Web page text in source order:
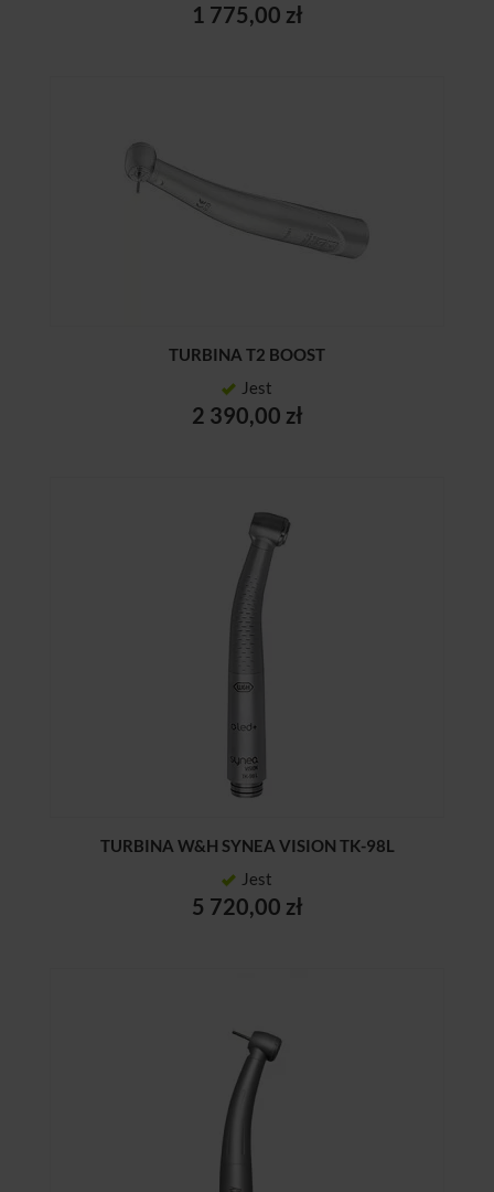
1 775,00 zł
TURBINA T2 BOOST
Jest
2 390,00 zł
TURBINA W&H SYNEA VISION TK-98L
Jest
5 720,00 zł